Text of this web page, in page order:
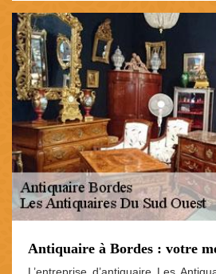
Antiquaire à Bordes : votre